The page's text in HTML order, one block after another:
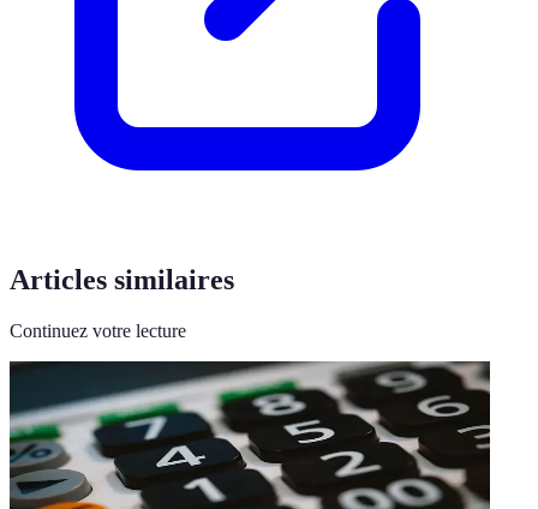
Articles similaires
Continuez votre lecture